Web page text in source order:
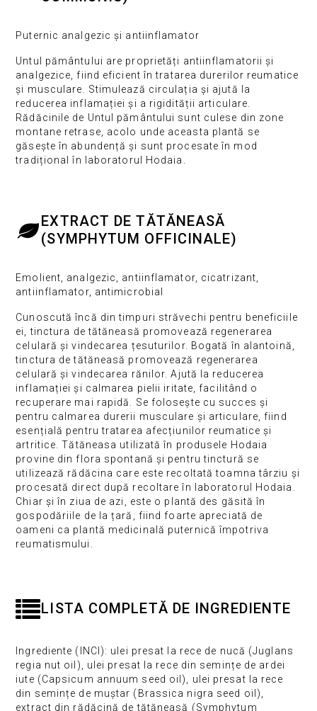
Puternic analgezic și antiinflamator
Untul pământului are proprietăți antiinflamatorii și
analgezice, fiind eficient în tratarea durerilor reumatice
și musculare. Stimulează circulația și ajută la
reducerea inflamației și a rigidității articulare.
Rădăcinile de Untul pământului sunt culese din zone
montane retrase, acolo unde aceasta plantă se
găsește în abundență și sunt procesate în mod
tradițional în laboratorul Hodaia.
EXTRACT DE TĂTĂNEASĂ
(SYMPHYTUM OFFICINALE)
Emolient, analgezic, antiinflamator, cicatrizant,
antiinflamator, antimicrobial
Cunoscută încă din timpuri străvechi pentru beneficiile
ei, tinctura de tătăneasă promovează regenerarea
celulară și vindecarea țesuturilor. Bogată în alantoină,
tinctura de tătăneasă promovează regenerarea
celulară și vindecarea rănilor. Ajută la reducerea
inflamației și calmarea pielii iritate, facilitând o
recuperare mai rapidă. Se folosește cu succes și
pentru calmarea durerii musculare și articulare, fiind
esențială pentru tratarea afecțiunilor reumatice și
artritice. Tătăneasa utilizată în produsele Hodaia
provine din flora spontană și pentru tinctură se
utilizează rădăcina care este recoltată toamna târziu și
procesată direct după recoltare în laboratorul Hodaia.
Chiar și în ziua de azi, este o plantă des găsită în
gospodăriile de la țară, fiind foarte apreciată de
oameni ca plantă medicinală puternică împotriva
reumatismului.
LISTA COMPLETĂ DE INGREDIENTE
Ingrediente (INCI): ulei presat la rece de nucă (Juglans
regia nut oil), ulei presat la rece din semințe de ardei
iute (Capsicum annuum seed oil), ulei presat la rece
din semințe de muștar (Brassica nigra seed oil),
extract din rădăcină de tătăneasă (Symphytum